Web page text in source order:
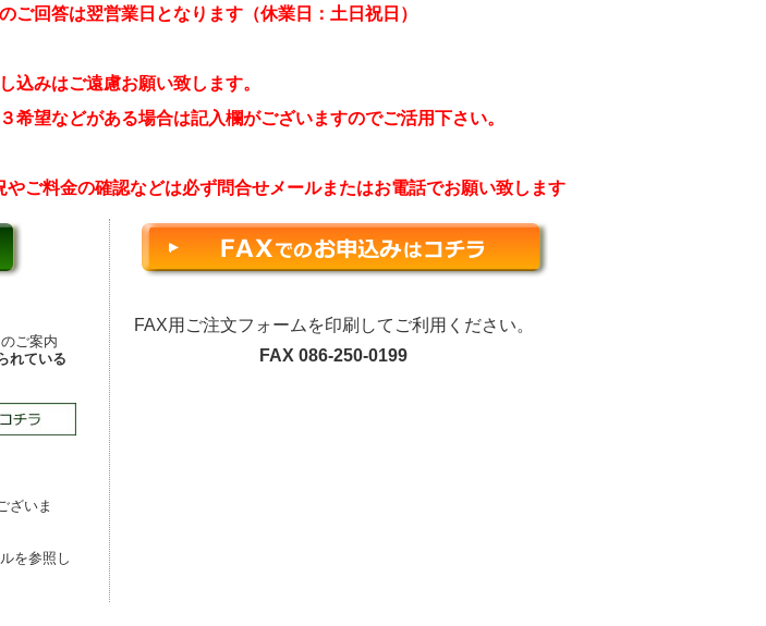
ご回答は翌営業日となります（休業日：土日祝日）
込みはご遠慮お願い致します。
望などがある場合は記入欄がございますのでご活用下さい。
ご料金の確認などは必ず問合せメールまたはお電話でお願い致します
ご案内
れている
ざいま
を参照し
FAX用ご注文フォームを印刷してご利用ください。
FAX 086-250-0199